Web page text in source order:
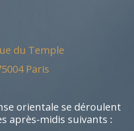
du Temple
Paris
orientale se déroulent
après-midis suivants :